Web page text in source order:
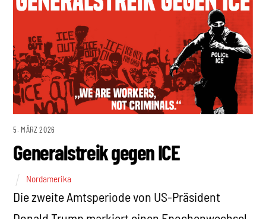
5. MÄRZ 2026
Generalstreik gegen ICE
Nordamerika
Die zweite Amtsperiode von US-Präsident